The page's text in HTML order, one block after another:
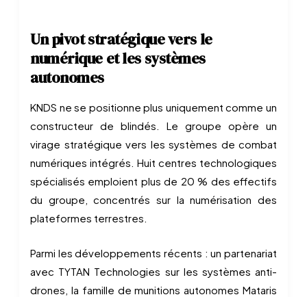
Un pivot stratégique vers le
numérique et les systèmes
autonomes
KNDS ne se positionne plus uniquement comme un
constructeur de blindés. Le groupe opère un
virage stratégique vers les systèmes de combat
numériques intégrés. Huit centres technologiques
spécialisés emploient plus de 20 % des effectifs
du groupe, concentrés sur la numérisation des
plateformes terrestres.
Parmi les développements récents : un partenariat
avec TYTAN Technologies sur les systèmes anti-
drones, la famille de munitions autonomes Mataris